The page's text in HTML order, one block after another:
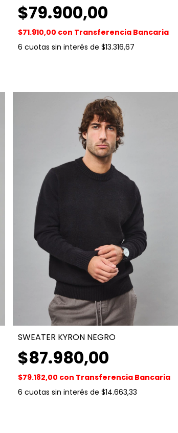
$79.900,00
$71.910,00 con Transferencia Bancaria
6 cuotas sin interés de $13.316,67
SWEATER KYRON NEGRO
$87.980,00
$79.182,00 con Transferencia Bancaria
6 cuotas sin interés de $14.663,33